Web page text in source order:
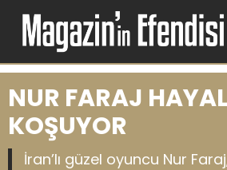
NUR FARAJ
KOŞUYOR
İran’lı güzel oyuncu Nur